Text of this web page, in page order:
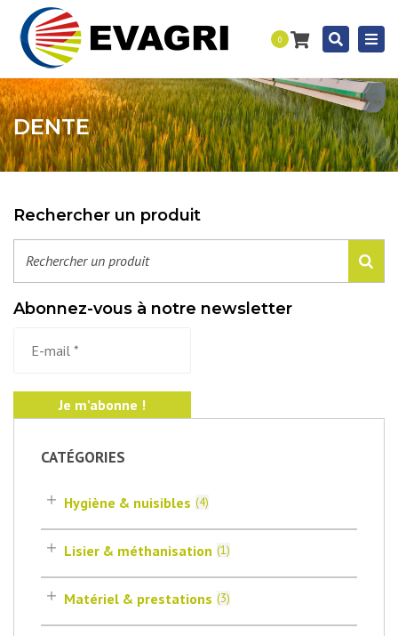
0
DENTE
Rechercher un produit
Abonnez-vous à notre newsletter
CATÉGORIES
Hygiène & nuisibles (4)
Lisier & méthanisation (1)
Matériel & prestations (3)